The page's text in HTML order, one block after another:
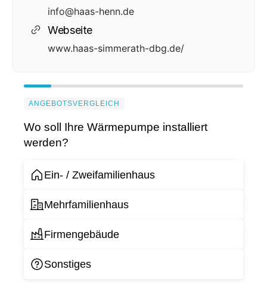
info@haas-henn.de
Webseite
www.haas-simmerath-dbg.de/
ANGEBOTSVERGLEICH
Wo soll Ihre Wärmepumpe installiert
werden?
Ein- / Zweifamilienhaus
Mehrfamilienhaus
Firmengebäude
Sonstiges